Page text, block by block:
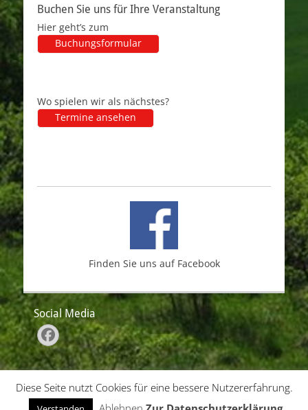
Buchen Sie uns für Ihre Veranstaltung
Hier geht’s zum
Buchungsformular
Wo spielen wir als nächstes?
Termine ansehen
Finden Sie uns auf Facebook
Social Media
Facebook
Impressum | Datenschutz
Diese Seite nutzt Cookies für eine bessere Nutzererfahrung.